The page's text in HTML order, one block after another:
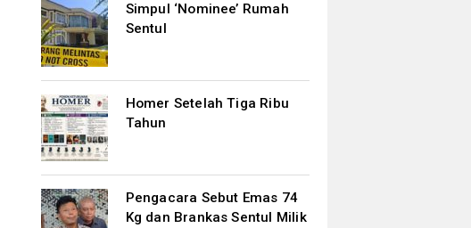
Simpul ‘Nominee’ Rumah
Sentul
Homer Setelah Tiga Ribu
Tahun
Pengacara Sebut Emas 74
Kg dan Brankas Sentul Milik